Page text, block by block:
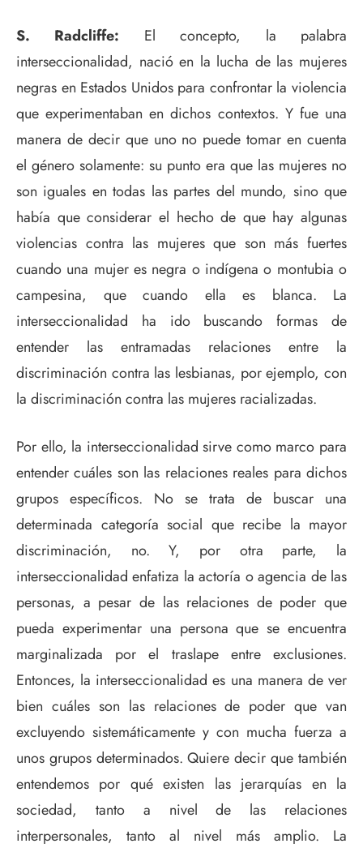
S. Radcliffe: El concepto, la palabra
interseccionalidad, nació en la lucha de las mujeres
negras en Estados Unidos para confrontar la violencia
que experimentaban en dichos contextos. Y fue una
manera de decir que uno no puede tomar en cuenta
el género solamente: su punto era que las mujeres no
son iguales en todas las partes del mundo, sino que
había que considerar el hecho de que hay algunas
violencias contra las mujeres que son más fuertes
cuando una mujer es negra o indígena o montubia o
campesina, que cuando ella es blanca. La
interseccionalidad ha ido buscando formas de
entender las entramadas relaciones entre la
discriminación contra las lesbianas, por ejemplo, con
la discriminación contra las mujeres racializadas.
Por ello, la interseccionalidad sirve como marco para
entender cuáles son las relaciones reales para dichos
grupos específicos. No se trata de buscar una
determinada categoría social que recibe la mayor
discriminación, no. Y, por otra parte, la
interseccionalidad enfatiza la actoría o agencia de las
personas, a pesar de las relaciones de poder que
pueda experimentar una persona que se encuentra
marginalizada por el traslape entre exclusiones.
Entonces, la interseccionalidad es una manera de ver
bien cuáles son las relaciones de poder que van
excluyendo sistemáticamente y con mucha fuerza a
unos grupos determinados. Quiere decir que también
entendemos por qué existen las jerarquías en la
sociedad, tanto a nivel de las relaciones
interpersonales, tanto al nivel más amplio. La